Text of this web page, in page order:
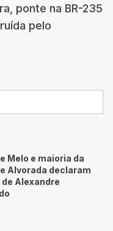
ponte na BR-235
pelo
Melo e maioria da
Alvorada declaram
Alexandre